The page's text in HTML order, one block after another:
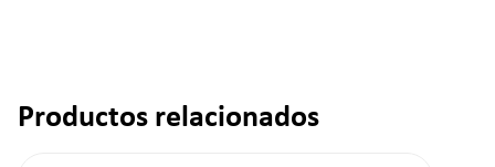
Omitir la galería de productos
Productos relacionados